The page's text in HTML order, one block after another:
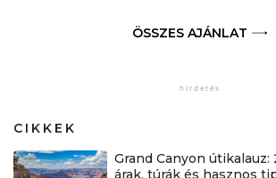
ÖSSZES AJÁNLAT
CIKKEK
Grand Canyon
árak, túrák és hasznos